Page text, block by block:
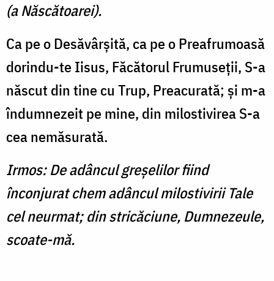
(a Născătoarei).
Ca pe o Desăvârşită, ca pe o Preafrumoasă
dorindu-te Iisus, Făcătorul Frumuseţii, S-a
născut din tine cu Trup, Preacurată; şi m-a
îndumnezeit pe mine, din milostivirea S-a
cea nemăsurată.
Irmos: De adâncul greşelilor fiind
înconjurat chem adâncul milostivirii Tale
cel neurmat; din stricăciune, Dumnezeule,
scoate-mă.